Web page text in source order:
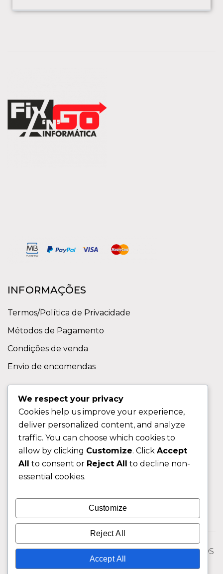
INFORMAÇÕES
Termos/Política de Privacidade
Métodos de Pagamento
Condições de venda
Envio de encomendas
Contactos
Sobre nos
FAQ (Perguntas Frequentes)
CLIENTE
Área do Cliente
Livro de Reclamações
© 2026 Fixngo TODOS OS DIREITOS RESERVADOS
We respect your privacy
Cookies help us improve your experience,
deliver personalized content, and analyze
traffic. You can choose which cookies to
allow by clicking Customize. Click Accept
All to consent or Reject All to decline non-
essential cookies.
Customize
Reject All
Accept All